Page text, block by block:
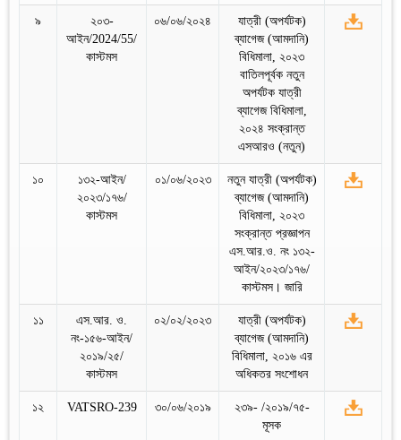
৯
২০৩-
আইন/2024/55/
কাস্টমস
০৬/০৬/২০২৪
যাত্রী (অপর্যটক)
ব্যাগেজ (আমদানি)
বিধিমালা, ২০২৩
বাতিলপূর্বক নতুন
অপর্যটক যাত্রী
ব্যাগেজ বিধিমালা,
২০২৪ সংক্রান্ত
এসআরও (নতুন)
১০
১৩২-আইন/
২০২৩/১৭৬/
কাস্টমস
০১/০৬/২০২৩
নতুন যাত্রী (অপর্যটক)
ব্যাগেজ (আমদানি)
বিধিমালা, ২০২৩
সংক্রান্ত প্রজ্ঞাপন
এস.আর.ও. নং ১৩২-
আইন/২০২৩/১৭৬/
কাস্টমস। জারি
১১
এস.আর. ও.
নং-১৫৬-আইন/
২০১৯/২৫/
কাস্টমস
০২/০২/২০২৩
যাত্রী (অপর্যটক)
ব্যাগেজ (আমদানি)
বিধিমালা, ২০১৬ এর
অধিকতর সংশোধন
১২ VATSRO-239 ৩০/০৬/২০১৯
২৩৯- /২০১৯/৭৫-
মূসক